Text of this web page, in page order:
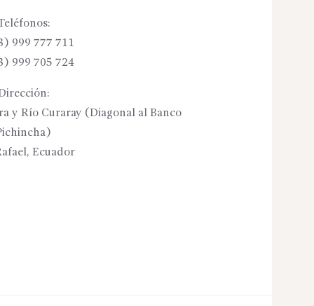
999 777 711
999 705 724
y Río Curaray (Diagonal al Banco
Ecuador